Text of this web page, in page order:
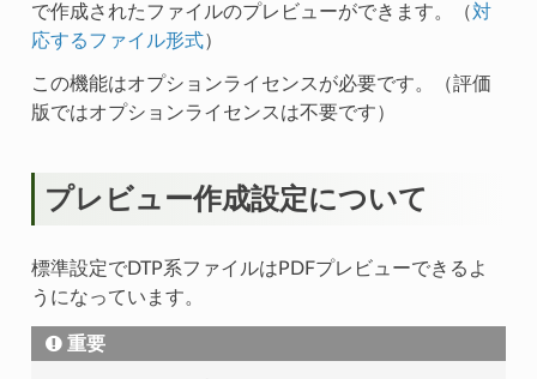
で作成されたファイルのプレビューができます。（対
応するファイル形式）
この機能はオプションライセンスが必要です。（評価
版ではオプションライセンスは不要です）
プレビュー作成設定について
標準設定でDTP系ファイルはPDFプレビューできるよ
うになっています。
重要